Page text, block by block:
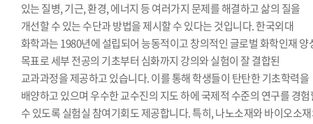
있는 질병, 기근, 환경, 에너지 등 여러가지 문제를 해결하고 삶의 질을
개선할 수 있는 수단과 방법을 제시할 수 있다는 것입니다. 한국외대
화학과는 1980년에 설립되어 능동적이고 창의적인 글로벌 화학인재 양
목표로 세부 전공의 기초부터 심화까지 강의와 실험이 잘 결합된
교과과정을 제공하고 있습니다. 이를 통해 학생들이 탄탄한 기초학력을
배양하고 있으며 우수한 교수진의 지도 하에 국제적 수준의 연구를 경
수 있도록 실험실 참여기회도 제공합니다. 특히, 나노소재와 바이오소